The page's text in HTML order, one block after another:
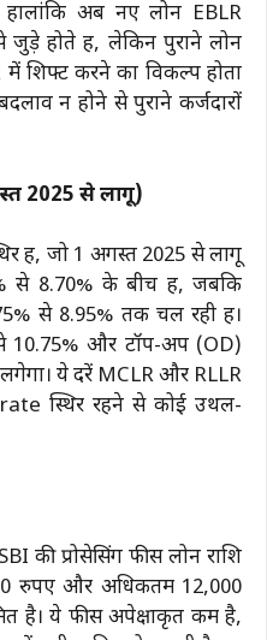
अब नए लोन EBLR
जुड़े होते हैं, लेकिन पुराने लोन
में शिफ्ट करने का विकल्प होता
न होने से पुराने कर्जदारों
2025 से लागू)
हैं, जो 1 अगस्त 2025 से लागू
से 8.70% के बीच हैं, जबकि
से 8.95% तक चल रही हैं।
10.75% और टॉप-अप (OD)
ये दरें MCLR और RLLR
स्थिर रहने से कोई उथल-
की प्रोसेसिंग फीस लोन राशि
रुपए और अधिकतम 12,000
है। ये फीस अपेक्षाकृत कम है,